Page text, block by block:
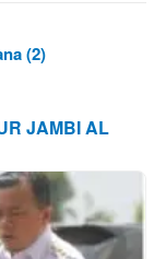
(2)
JAMBI AL